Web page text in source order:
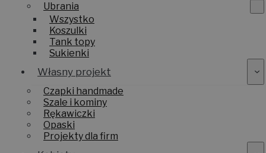
Ubrania
Wszystko
Koszulki
Tank topy
Sukienki
Własny projekt
Czapki handmade
Szale i kominy
Rękawiczki
Opaski
Projekty dla firm